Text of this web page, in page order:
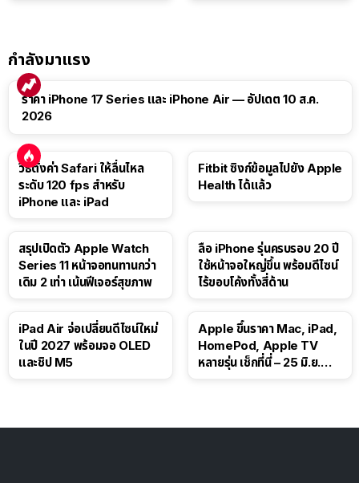
กำลังมาแรง
ราคา iPhone 17 Series และ iPhone Air — อัปเดต 10 ส.ค.
2026
วิธีตั้งค่า Safari ให้ลื่นไหล
ระดับ 120 fps สำหรับ
iPhone และ iPad
Fitbit ซิงก์ข้อมูลไปยัง Apple
Health ได้แล้ว
สรุปเปิดตัว Apple Watch
Series 11 หน้าจอทนทานกว่า
เดิม 2 เท่า เน้นฟีเจอร์สุขภาพ
ลือ iPhone รุ่นครบรอบ 20 ปี
ใช้หน้าจอใหญ่ขึ้น พร้อมดีไซน์
ไร้ขอบโค้งทั้งสี่ด้าน
iPad Air จ่อเปลี่ยนดีไซน์ใหม่
ในปี 2027 พร้อมจอ OLED
และชิป M5
Apple ขึ้นราคา Mac, iPad,
HomePod, Apple TV
หลายรุ่น เช็กที่นี่ – 25 มิ.ย.